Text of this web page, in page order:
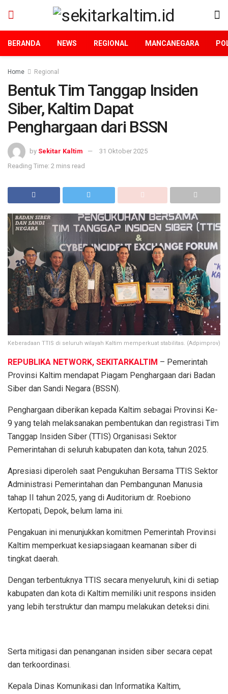
BERANDA NEWS REGIONAL MANCANEGARA
Home Regional
Bentuk Tim Tanggap Insiden
Siber, Kaltim Dapat
Penghargaan dari BSSN
by Sekitar Kaltim
31 Oktober 2025
Reading Time: 2 mins read
Keberadaan TTIS di seluruh wilayah Kaltim memperkuat stabilitas. (Adpimprov)
REPUBLIKA NETWORK, SEKITARKALTIM – Pemerintah
Provinsi Kaltim mendapat Piagam Penghargaan dari Badan
Siber dan Sandi Negara (BSSN).
Penghargaan diberikan kepada Kaltim sebagai Provinsi Ke-
9 yang telah melaksanakan pembentukan dan registrasi Tim
Tanggap Insiden Siber (TTIS) Organisasi Sektor
Pemerintahan di seluruh kabupaten dan kota, tahun 2025.
Apresiasi diperoleh saat Pengukuhan Bersama TTIS Sektor
Administrasi Pemerintahan dan Pembangunan Manusia
tahap II tahun 2025, yang di Auditorium dr. Roebiono
Kertopati, Depok, belum lama ini.
Pengakuan ini menunjukkan komitmen Pemerintah Provinsi
Kaltim memperkuat kesiapsiagaan keamanan siber di
tingkat daerah.
Dengan terbentuknya TTIS secara menyeluruh, kini di setiap
kabupaten dan kota di Kaltim memiliki unit respons insiden
yang lebih terstruktur dan mampu melakukan deteksi dini.
Serta mitigasi dan penanganan insiden siber secara cepat
dan terkoordinasi.
Kepala Dinas Komunikasi dan Informatika Kaltim,